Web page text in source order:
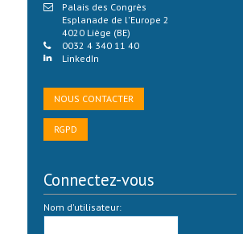
Palais des Congrès
Esplanade de l'Europe 2
4020 Liège (BE)
0032 4 340 11 40
LinkedIn
NOUS CONTACTER
RGPD
Connectez-vous
Nom d'utilisateur: